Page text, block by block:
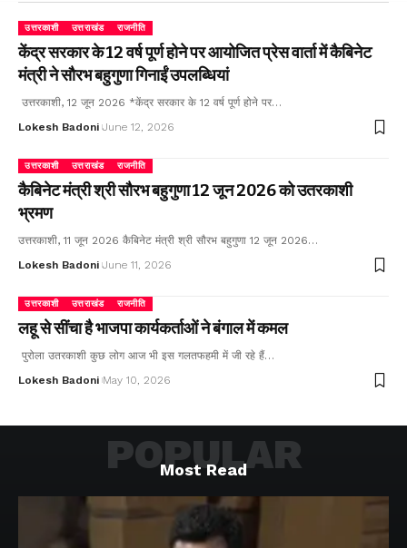
उत्तरकाशी उत्तराखंड राजनीति
केंद्र सरकार के 12 वर्ष पूर्ण होने पर आयोजित प्रेस वार्ता में कैबिनेट
मंत्री ने सौरभ बहुगुणा गिनाईं उपलब्धियां
उत्तरकाशी, 12 जून 2026 *केंद्र सरकार के 12 वर्ष पूर्ण होने पर…
Lokesh Badoni June 12, 2026
उत्तरकाशी उत्तराखंड राजनीति
कैबिनेट मंत्री श्री सौरभ बहुगुणा 12 जून 2026 को उतरकाशी
भ्रमण
उत्तरकाशी, 11 जून 2026 कैबिनेट मंत्री श्री सौरभ बहुगुणा 12 जून 2026…
Lokesh Badoni June 11, 2026
उत्तरकाशी उत्तराखंड राजनीति
लहू से सींचा है भाजपा कार्यकर्ताओं ने बंगाल में कमल
पुरोला उतरकाशी कुछ लोग आज भी इस गलतफहमी में जी रहे हैं…
Lokesh Badoni May 10, 2026
Most Read
POPULAR